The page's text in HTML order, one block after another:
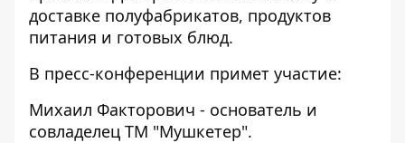
доставке полуфабрикатов, продуктов
питания и готовых блюд.
В пресс-конференции примет участие:
Михаил Факторович - основатель и
совладелец ТМ "Мушкетер".